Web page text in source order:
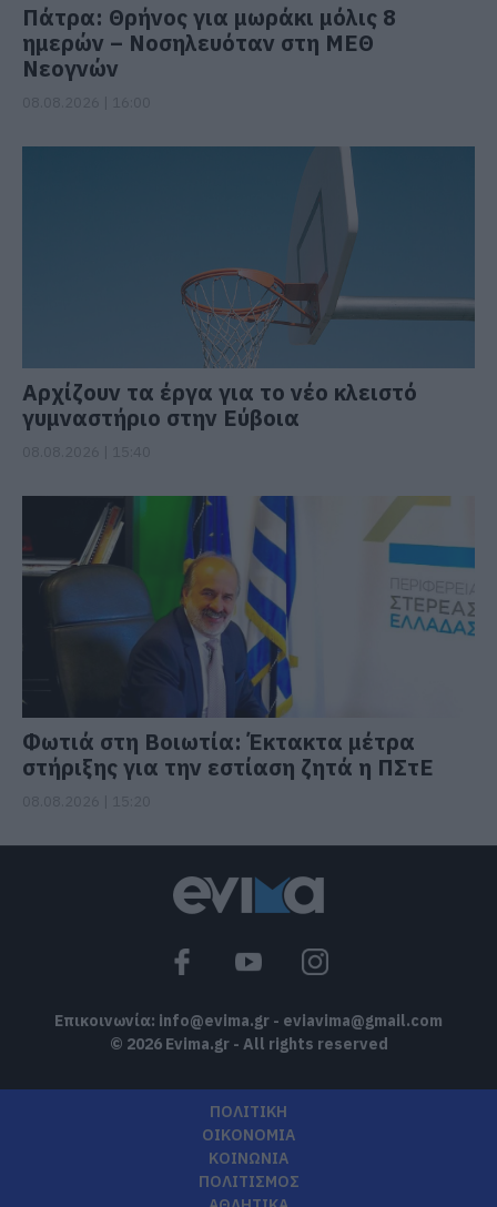
Πάτρα: Θρήνος για μωράκι μόλις 8
ημερών – Νοσηλευόταν στη ΜΕΘ
Νεογνών
Αρχίζουν τα έργα για το νέο κλειστό
γυμναστήριο στην Εύβοια
Φωτιά στη Βοιωτία: Έκτακτα μέτρα
στήριξης για την εστίαση ζητά η ΠΣτΕ
Επικοινωνία: info@evima.gr - eviavima@gmail.com
© 2026 Evima.gr - All rights reserved
ΠΟΛΙΤΙΚΗ
ΟΙΚΟΝΟΜΙΑ
ΚΟΙΝΩΝΙΑ
ΠΟΛΙΤΙΣΜΟΣ